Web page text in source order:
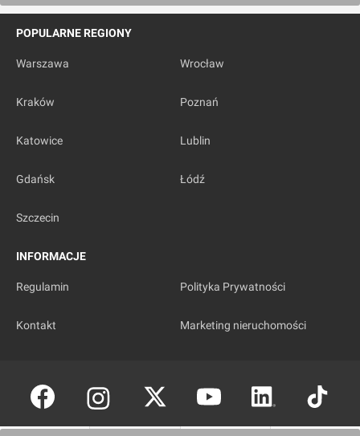
POPULARNE REGIONY
Warszawa Wrocław
Kraków Poznań
Katowice Lublin
Gdańsk Łódź
Szczecin
INFORMACJE
Regulamin Polityka Prywatności
Kontakt Marketing nieruchomości